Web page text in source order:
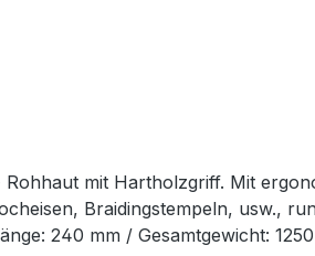
mit Hartholzgriff. Mit
Braidingstempeln, usw.,
240 mm / Gesamtgewicht: